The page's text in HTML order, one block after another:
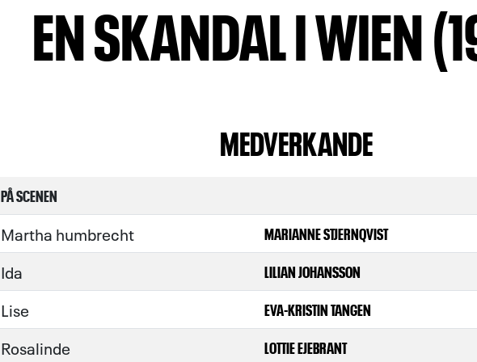
EN SKANDAL I WIEN
MEDVERKANDE
PÅ SCENEN
Martha humbrecht MARIANNE STJERNQVIST
Ida LILIAN JOHANSSON
Lise EVA-KRISTIN TANGEN
Rosalinde LOTTIE EJEBRANT